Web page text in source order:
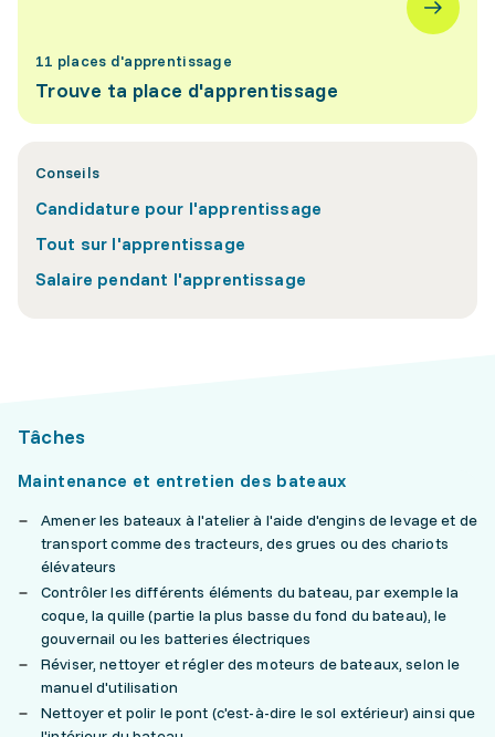
11 places d'apprentissage
Trouve ta place d'apprentissage
Conseils
Candidature pour l'apprentissage
Tout sur l'apprentissage
Salaire pendant l'apprentissage
Tâches
Maintenance et entretien des bateaux
Amener les bateaux à l'atelier à l'aide d'engins de levage et de
transport comme des tracteurs, des grues ou des chariots
élévateurs
Contrôler les différents éléments du bateau, par exemple la
coque, la quille (partie la plus basse du fond du bateau), le
gouvernail ou les batteries électriques
Réviser, nettoyer et régler des moteurs de bateaux, selon le
manuel d'utilisation
Nettoyer et polir le pont (c'est-à-dire le sol extérieur) ainsi que